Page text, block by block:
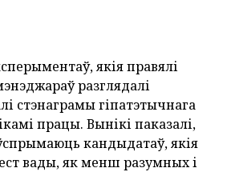
якія правялі
разглядалі
стэнаграмы гіпатэтычнага
працы. Вынікі паказалі,
кандыдатаў, якія
вады, як менш разумных і